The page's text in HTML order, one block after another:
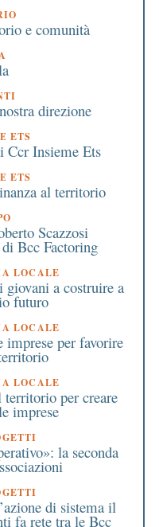
e comunità
direzione
ETS
Ccr Insieme Ets
ETS
al territorio
Scazzosi
Bcc Factoring
LOCALE
a costruire a
futuro
LOCALE
imprese per favorire
LOCALE
territorio per creare
imprese
la seconda
di sistema il
fa rete tra le Bcc